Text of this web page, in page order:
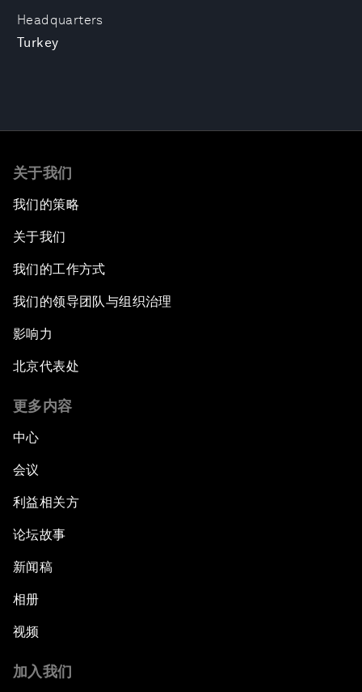
Headquarters
Turkey
关于我们
我们的策略
关于我们
我们的工作方式
我们的领导团队与组织治理
影响力
北京代表处
更多内容
中心
会议
利益相关方
论坛故事
新闻稿
相册
视频
加入我们